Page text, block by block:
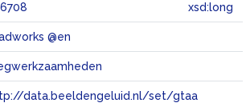
xsd:long
@en
data.beeldengeluid.nl/set/gtaa